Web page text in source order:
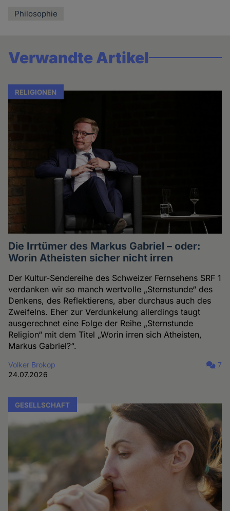
Philosophie
Verwandte Artikel
RELIGIONEN
Die Irrtümer des Markus Gabriel – oder:
Worin Atheisten sicher nicht irren
Der Kultur-Sendereihe des Schweizer Fernsehens SRF 1
verdanken wir so manch wertvolle „Sternstunde“ des
Denkens, des Reflektierens, aber durchaus auch des
Zweifelns. Eher zur Verdunkelung allerdings taugt
ausgerechnet eine Folge der Reihe „Sternstunde
Religion“ mit dem Titel „Worin irren sich Atheisten,
Markus Gabriel?“.
Volker Brokop
24.07.2026
7
GESELLSCHAFT